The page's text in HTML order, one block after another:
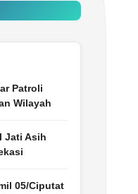
Patroli
Wilayah
Jati Asih
05/Ciputat